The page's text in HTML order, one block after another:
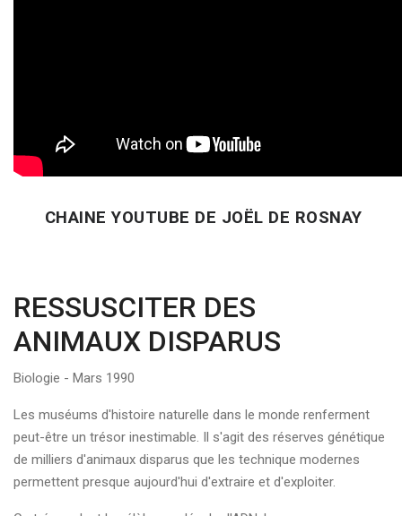
CHAINE YOUTUBE DE JOËL DE ROSNAY
RESSUSCITER DES
ANIMAUX DISPARUS
Biologie - Mars 1990
Les muséums d'histoire naturelle dans le monde renferment
peut-être un trésor inestimable. Il s'agit des réserves génétique
de milliers d'animaux disparus que les technique modernes
permettent presque aujourd'hui d'extraire et d'exploiter.